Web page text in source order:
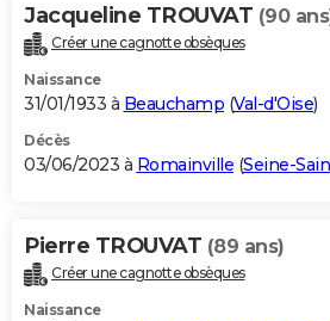
Jacqueline TROUVAT (90
Créer une cagnotte obsèques
Naissance
31/01/1933 à Beauchamp (Val-d'Oise)
Décès
03/06/2023 à Romainville (Seine-
Pierre TROUVAT (89 ans)
Créer une cagnotte obsèques
Naissance